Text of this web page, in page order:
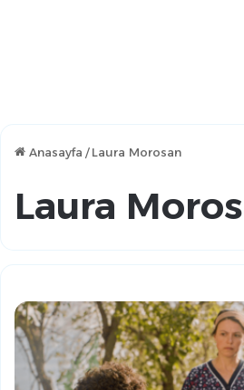
Anasayfa / Laura Morosan
Laura